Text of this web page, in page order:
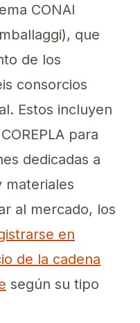
CONAI
que
de los
consorcios
Estos incluyen
para
dedicadas a
materiales
al mercado, los
en
de la cadena
según su tipo